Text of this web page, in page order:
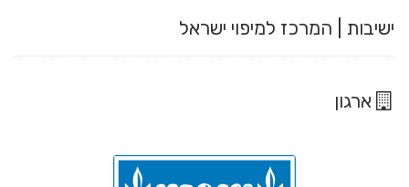
ישיבות | המרכז למיפוי ישראל
ארגון